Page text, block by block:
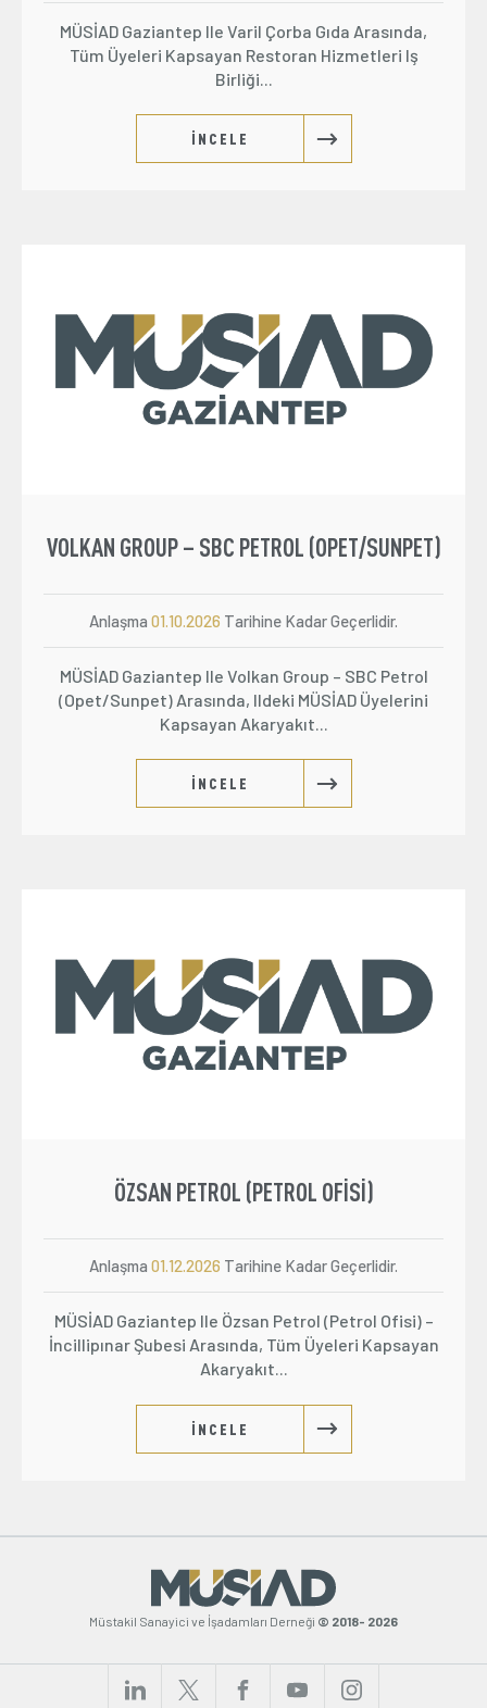
MÜSİAD Gaziantep Ile Varil Çorba Gıda Arasında,
Tüm Üyeleri Kapsayan Restoran Hizmetleri Iş
Birliği...
İNCELE
VOLKAN GROUP – SBC PETROL (OPET/SUNPET)
Anlaşma 01.10.2026 Tarihine Kadar Geçerlidir.
MÜSİAD Gaziantep Ile Volkan Group – SBC Petrol
(Opet/Sunpet) Arasında, Ildeki MÜSİAD Üyelerini
Kapsayan Akaryakıt...
İNCELE
ÖZSAN PETROL (PETROL OFISI)
Anlaşma 01.12.2026 Tarihine Kadar Geçerlidir.
MÜSİAD Gaziantep Ile Özsan Petrol (Petrol Ofisi) –
İncillipınar Şubesi Arasında, Tüm Üyeleri Kapsayan
Akaryakıt...
İNCELE
Müstakil Sanayici ve İşadamları Derneği © 2018- 2026